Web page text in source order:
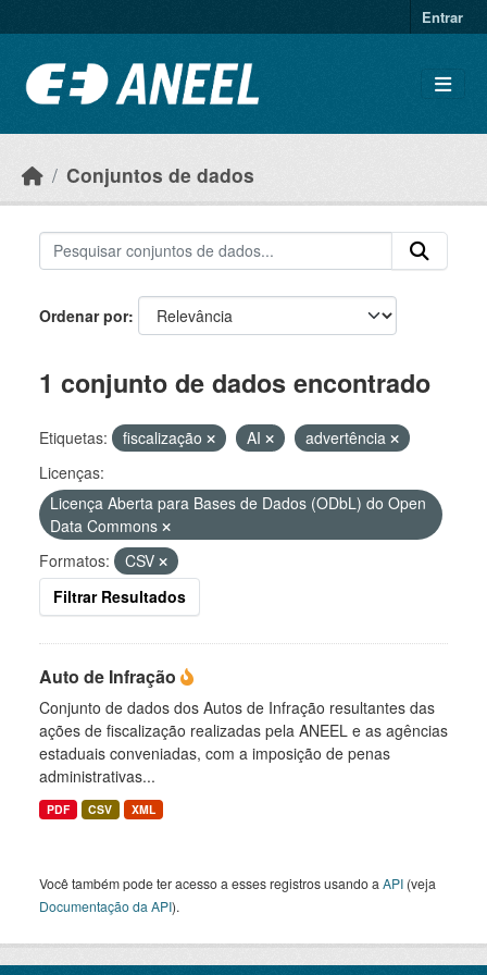
Entrar
Conjuntos de dados
Ordenar por
1 conjunto de dados encontrado
Etiquetas: fiscalização AI
advertência
Licenças:
Licença Aberta para Bases de Dados (ODbL) do Open
Data Commons
Formatos:
CSV
Filtrar Resultados
Auto de Infração
Conjunto de dados dos Autos de Infração resultantes das
ações de fiscalização realizadas pela ANEEL e as agências
estaduais conveniadas, com a imposição de penas
administrativas...
PDF CSV XML
Você também pode ter acesso a esses registros usando a API (veja
Documentação da API).